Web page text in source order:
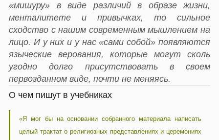
«мишуру» в виде различий в образе жизни,
менталитете и привычках, то сильное
сходство с нашим современным мышлением на
лицо. И у них и у нас «сами собой» появляются
языческие верования, которые могут сколь
угодно долго присутствовать в своем
первозданном виде, почти не меняясь.
О чем пишут в учебниках
«Я мог бы на основании собранного материала написать
целый трактат о религиозных представлениях и церемониях